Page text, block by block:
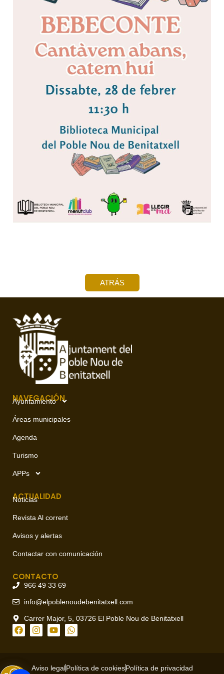
ATRÁS
NAVEGACIÓN
Ayuntamiento
Áreas municipales
Agenda
Turismo
APPs
ACTUALIDAD
Noticias
Revista Al corrent
Avisos y alertas
Contactar con comunicación
CONTACTO
966 49 33 69
info@elpoblenoudebenitatxell.com
Carrer Major, 5, 03726 El Poble Nou de Benitatxell
Aviso legalPolítica de cookiesPolítica de privacidad